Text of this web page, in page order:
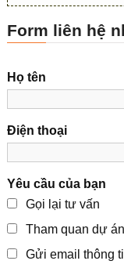
Form liên hệ
Họ tên
Điện thoại
Yêu cầu của bạn
Gọi lại tư vấn
Tham quan dự án
Gửi email thông